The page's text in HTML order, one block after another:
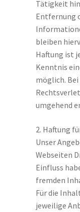
Tätigkeit
Entfernung
bleiben
Haftung ist
Kenntnis
möglich.
umgehend
2. Haftung
Unser
Webseiten
Einfluss
fremden
Für die
jeweilige